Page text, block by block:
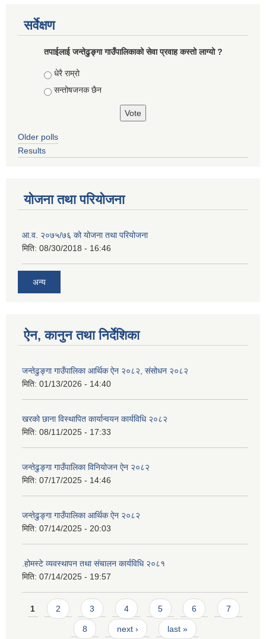
सर्वेक्षण
तपाईलाई जन्तेढुङ्गा गाउँपालिकाको सेवा प्रवाह कस्तो लाग्यो ?
Choices
धेरै राम्रो
सन्तोषजनक छैन
Older polls
Results
योजना तथा परियोजना
आ.व. २०७५/७६ को योजना तथा परियोजना
मिति: 08/30/2018 - 16:46
अन्य
ऐन, कानुन तथा निर्देशिका
जन्तेढुङ्गा गाउँपालिका आर्थिक ऐन २०८२, संसोधन २०८२
मिति: 01/13/2026 - 14:40
खरको छाना विस्थापित कार्यान्वयन कार्यविधि २०८२
मिति: 08/11/2025 - 17:33
जन्तेढुङ्गा गाउँपालिका विनियोजन ऐन २०८२
मिति: 07/17/2025 - 14:46
जन्तेढुङ्गा गाउँपालिका आर्थिक ऐन २०८२
मिति: 07/14/2025 - 20:03
.होमस्टे व्यवस्थापन तथा संचालन कार्यविधि २०८१
मिति: 07/14/2025 - 19:57
Pages
1 2 3 4 5 6 7
8 next › last »